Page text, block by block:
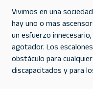
Vivimos en una
hay uno o mas
un esfuerzo
agotador. Los
obstáculo para
discapacitados y para